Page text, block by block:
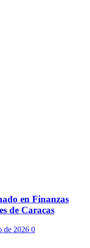
en Finanzas
de Caracas
de 2026 0